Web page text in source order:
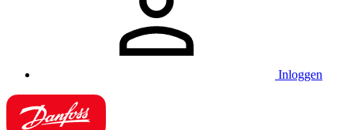
Inloggen